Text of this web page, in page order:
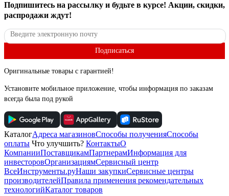
Подпишитесь на рассылку и будьте в курсе! Акции, скидки,
распродажи ждут!
Подписаться
Оригинальные товары с гарантией!
Установите мобильное приложение, чтобы информация по заказам
всегда была под рукой
КаталогАдреса магазиновСпособы полученияСпособы
оплаты Что улучшить? КонтактыО
КомпанииПоставщикамПартнерамИнформация для
инвесторовОрганизациямСервисный центр
ВсеИнструменты.руНаши закупкиСервисные центры
производителейПравила применения рекомендательных
технологийКаталог товаров